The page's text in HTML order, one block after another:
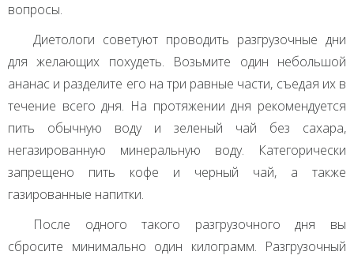
вопросы.
Диетологи советуют проводить разгрузочные дни
для желающих похудеть. Возьмите один небольшой
ананас и разделите его на три равные части, съедая их в
течение всего дня. На протяжении дня рекомендуется
пить обычную воду и зеленый чай без сахара,
негазированную минеральную воду. Категорически
запрещено пить кофе и черный чай, а также
газированные напитки.
После одного такого разгрузочного дня вы
сбросите минимально один килограмм. Разгрузочный